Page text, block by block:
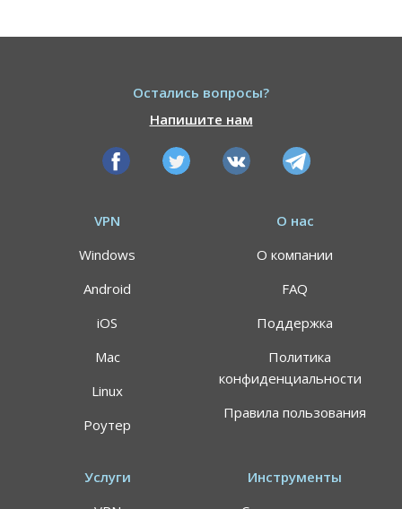
Остались вопросы?
Напишите нам
VPN
Windows
Android
iOS
Mac
Linux
Роутер
О нас
О компании
FAQ
Поддержка
Политика
конфиденциальности
Правила пользования
Услуги
Инструменты